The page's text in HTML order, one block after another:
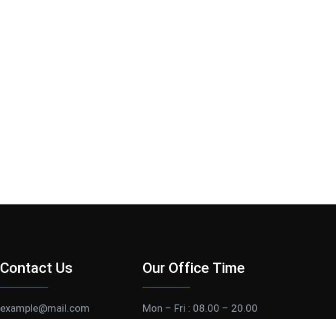
Contact Us
example@mail.com
Our Office Time
Mon – Fri : 08.00 – 20.00